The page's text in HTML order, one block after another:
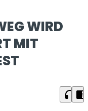
WIRD
MIT
headphones chrome_reader_mode